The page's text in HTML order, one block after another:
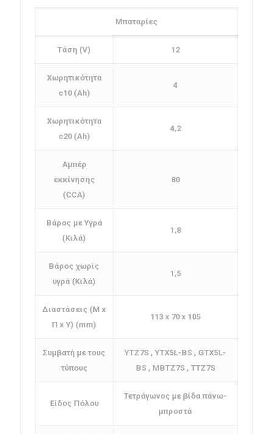
Μπαταρίες
Τάση (V) 12
Χωρητικότητα
c10 (Ah)
4
Χωρητικότητα
c20 (Ah)
4,2
Αμπέρ
εκκίνησης
(CCA)
80
Βάρος με Υγρά
(Κιλά)
1,8
Βάρος χωρίς
υγρά (Κιλά)
1,5
Διαστάσεις (Μ x
Π x Υ) (mm)
113 x 70 x 105
Συμβατή με τους
τύπους
YTZ7S , YTX5L-BS , GTX5L-
BS , MBTZ7S , TTZ7S
Είδος Πόλου
Τετράγωνος με βίδα πάνω-
μπροστά